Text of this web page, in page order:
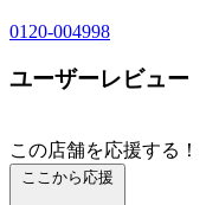
0120-004998
ユーザーレビュー
この店舗を応援する！
ここから応援